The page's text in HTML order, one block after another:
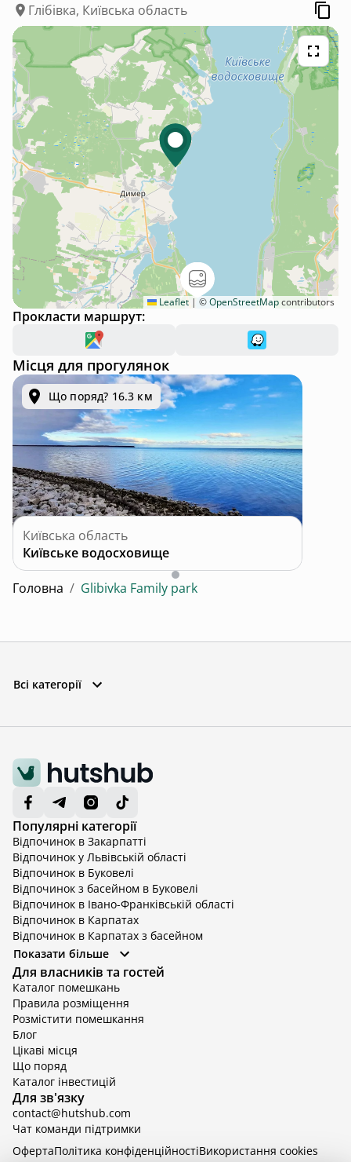
Глібівка, Київська область
Leaflet | ©OpenStreetMapcontributors
Прокласти маршрут:
Місця для прогулянок
Що поряд? 16.3 км
Київська область
Київське водосховище
Головна / Glibivka Family park
Всі категорії
Популярні категорії
Відпочинок в Закарпатті
Відпочинок у Львівській області
Відпочинок в Буковелі
Відпочинок з басейном в Буковелі
Відпочинок в Івано-Франківській області
Відпочинок в Карпатах
Відпочинок в Карпатах з басейном
Відпочинок в Київській області
Відпочинок в Київській області з басейном
Відпочинок в Тернопільській області
Відпочинок у Вінницькій області
Відпочинок в Яремче
Відпочинок у Львівській області з басейном
Відпочинок з басейном в Тернопільській області
Показати більше
Для власників та гостей
Каталог помешкань
Правила розміщення
Розмістити помешкання
Блог
Цікаві місця
Що поряд
Каталог інвестицій
Для зв'язку
contact@hutshub.com
Чат команди підтримки
ОфертаПолітика конфіденційностіBикористання cookies